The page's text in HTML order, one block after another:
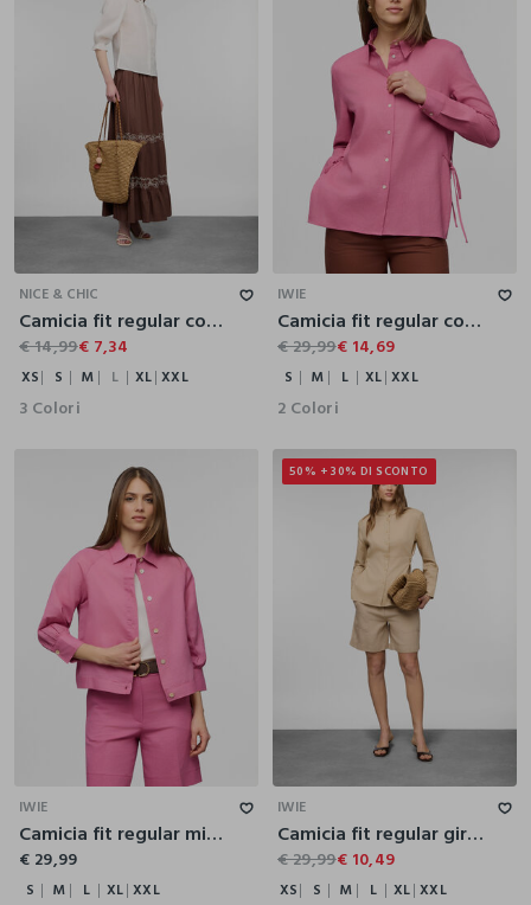
NICE & CHIC
Camicia fit regular con collo classico in cotone voile donna
€ 14,99€ 7,34
XS S M L XL XXL
3 Colori
XXL
IWIE
Camicia fit regular con colletto alla francese misto lino donna
€ 29,99€ 14,69
S M L XL XXL
2 Colori
XXL
IWIE
Camicia fit regular misto lino donna
€ 29,99
S M L XL XXL
50% + 30% DI SCONTO
XXL
IWIE
Camicia fit regular girocollo misto lino donna
€ 29,99€ 10,49
XS S M L XL XXL